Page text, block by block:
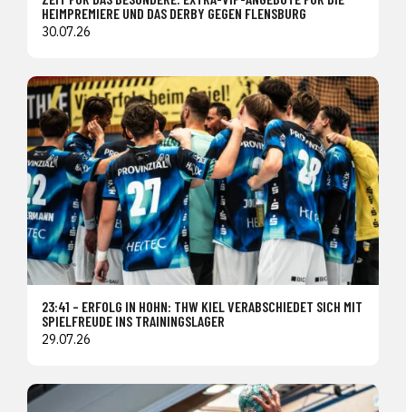
HEIMPREMIERE UND DAS DERBY GEGEN FLENSBURG
30.07.26
23:41 – ERFOLG IN HOHN: THW KIEL VERABSCHIEDET SICH MIT
SPIELFREUDE INS TRAININGSLAGER
29.07.26